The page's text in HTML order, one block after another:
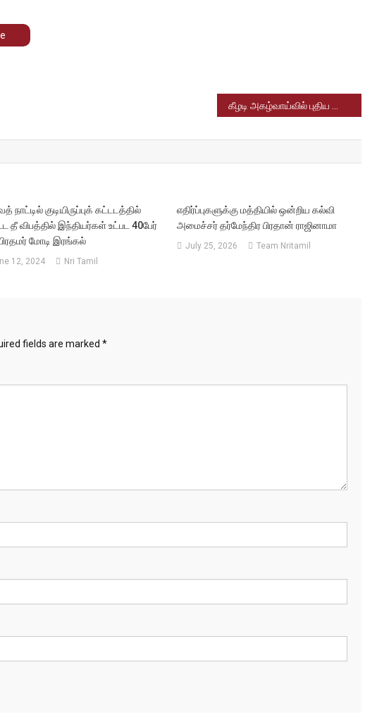
நாட்டில் குடியிருப்புக் கட்டடத்தில்
தீ விபத்தில் இந்தியர்கள் உட்பட 40பேர்
மோடி இரங்கல்
12, 2024 Nri Tamil
எதிர்ப்புகளுக்கு மத்தியில் ஒன்றிய கல்வி
அமைச்சர் தர்மேந்திர பிரதான் ராஜினாமா
July 25, 2026 Team Nritamil
fields are marked *